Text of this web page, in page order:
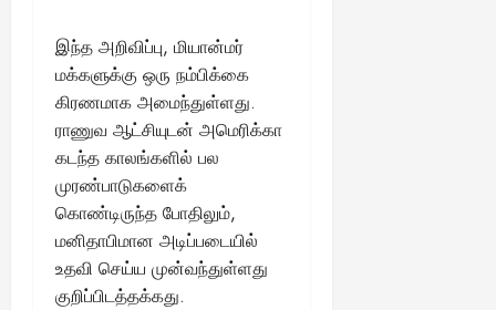
இந்த அறிவிப்பு, மியான்மர்
மக்களுக்கு ஒரு நம்பிக்கை
கிரணமாக அமைந்துள்ளது.
ராணுவ ஆட்சியுடன் அமெரிக்கா
கடந்த காலங்களில் பல
முரண்பாடுகளைக்
கொண்டிருந்த போதிலும்,
மனிதாபிமான அடிப்படையில்
உதவி செய்ய முன்வந்துள்ளது
குறிப்பிடத்தக்கது.